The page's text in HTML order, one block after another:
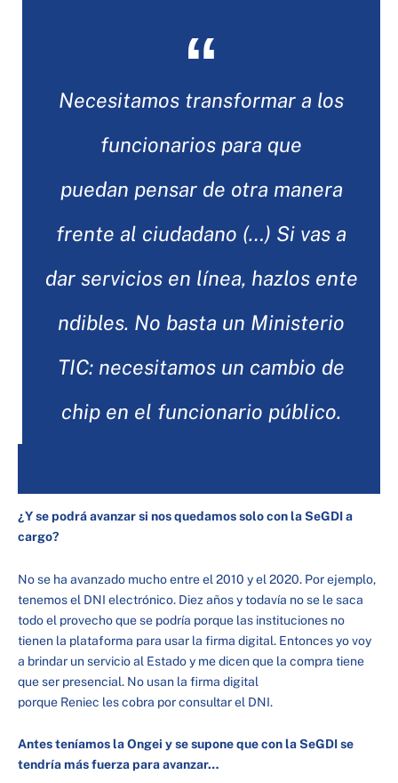
Necesitamos transformar a los
funcionarios para que
puedan pensar de otra manera
frente al ciudadano (…) Si vas a
dar servicios en línea, hazlos ente
ndibles. No basta un Ministerio
TIC: necesitamos un cambio de
chip en el funcionario público.
¿Y se podrá avanzar si nos quedamos solo con laSeGDIa
cargo?
No se ha avanzado mucho entre el 2010 y el 2020. Por ejemplo,
tenemos el DNI electrónico. Diez años y todavía no se le saca
todo el provecho que se podría porque las instituciones no
tienen la plataforma para usar la firma digital. Entonces yo voy
a brindar un servicio al Estado y me dicen que la compra tiene
que ser presencial. No usan la firma digital
porque Reniec les cobra por consultar el DNI.
Antes teníamos laOngei y se supone que con laSeGDIse
tendría más fuerza para avanzar…